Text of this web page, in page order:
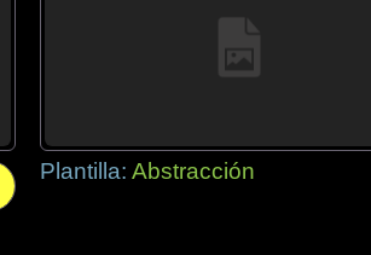
Plantilla: Abstracción